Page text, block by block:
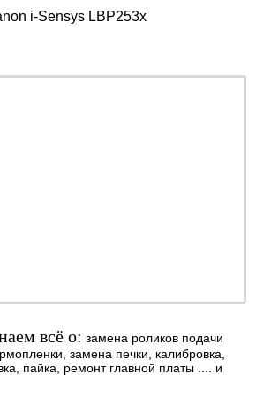
всё о: замена роликов подачи
замена печки, калибровка,
пайка, ремонт главной платы .... и